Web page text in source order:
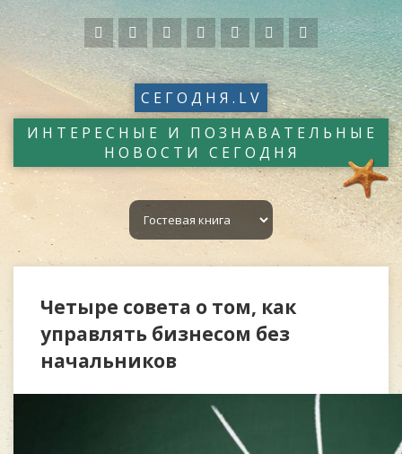
СЕГОДНЯ.LV
ИНТЕРЕСНЫЕ И ПОЗНАВАТЕЛЬНЫЕ
НОВОСТИ СЕГОДНЯ
Четыре совета о том, как
управлять бизнесом без
начальников